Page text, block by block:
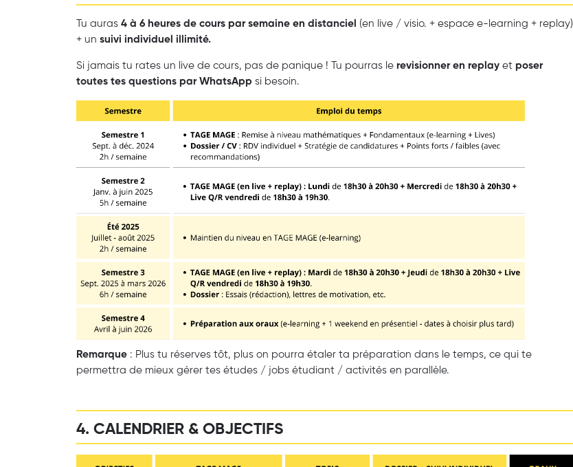
Tu auras4 à 6 heures de cours par semaine en distanciel (en live / visio. + espace e-learning + replay)
+ unsuivi individuel illimité.
Si jamais tu rates un live de cours, pas de panique ! Tu pourras le revisionner en replay et poser
toutes tes questions par WhatsAppsi besoin.
Remarque : Plus tu réserves tôt, plus on pourra étaler ta préparation dans le temps, ce qui te
permettra de mieux gérer tes études / jobs étudiant / activités en parallèle.
4. CALENDRIER & OBJECTIFS